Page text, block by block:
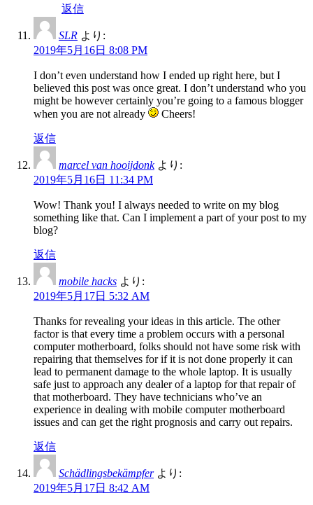
返信
SLR より:
2019年5月16日 8:08 PM
I don’t even understand how I ended up right here, but I
believed this post was once great. I don’t understand who you
might be however certainly you’re going to a famous blogger
when you are not already
Cheers!
返信
marcel van hooijdonk より:
2019年5月16日 11:34 PM
Wow! Thank you! I always needed to write on my blog
something like that. Can I implement a part of your post to my
blog?
返信
mobile hacks より:
2019年5月17日 5:32 AM
Thanks for revealing your ideas in this article. The other
factor is that every time a problem occurs with a personal
computer motherboard, folks should not have some risk with
repairing that themselves for if it is not done properly it can
lead to permanent damage to the whole laptop. It is usually
safe just to approach any dealer of a laptop for that repair of
that motherboard. They have technicians who’ve an
experience in dealing with mobile computer motherboard
issues and can get the right prognosis and carry out repairs.
返信
Schädlingsbekämpfer より:
2019年5月17日 8:42 AM